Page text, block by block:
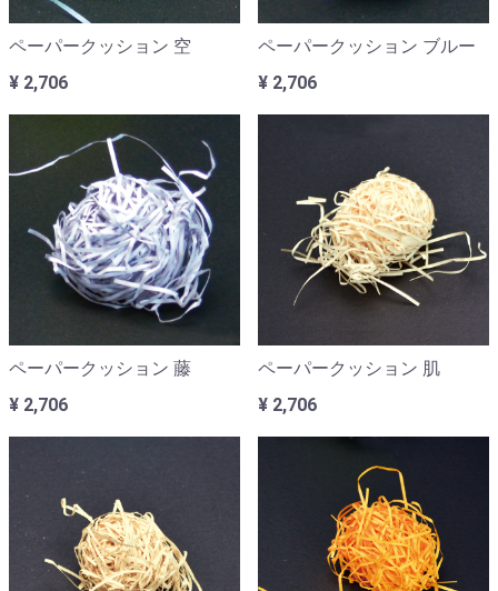
ペーパークッション 空
¥ 2,706
ペーパークッション ブルー
¥ 2,706
ペーパークッション 藤
¥ 2,706
ペーパークッション 肌
¥ 2,706